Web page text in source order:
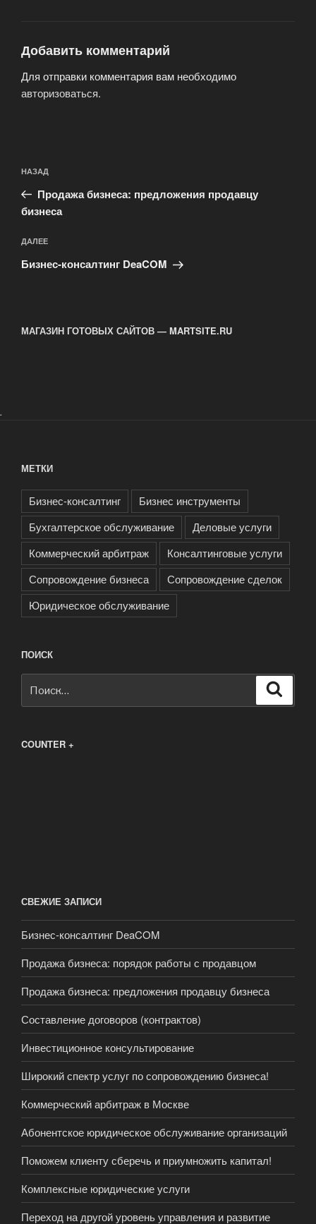
Добавить комментарий
Для отправки комментария вам необходимо
авторизоваться.
по
записям
Предыдущая
запись:
НАЗАД
Продажа бизнеса: предложения продавцу
бизнеса
Следующая
запись
ДАЛЕЕ
Бизнес-консалтинг DeaCOM
МАГАЗИН ГОТОВЫХ САЙТОВ — MARTSITE.RU
.
МЕТКИ
Бизнес-консалтинг
Бизнес инструменты
Бухгалтерское обслуживание
Деловые услуги
Коммерческий арбитраж
Консалтинговые услуги
Сопровождение бизнеса
Сопровождение сделок
Юридическое обслуживание
ПОИСК
COUNTER +
СВЕЖИЕ ЗАПИСИ
Бизнес-консалтинг DeaCOM
Продажа бизнеса: порядок работы с продавцом
Продажа бизнеса: предложения продавцу бизнеса
Составление договоров (контрактов)
Инвестиционное консультирование
Широкий спектр услуг по сопровождению бизнеса!
Коммерческий арбитраж в Москве
Абонентское юридическое обслуживание организаций
Поможем клиенту сберечь и приумножить капитал!
Комплексные юридические услуги
Переход на другой уровень управления и развитие